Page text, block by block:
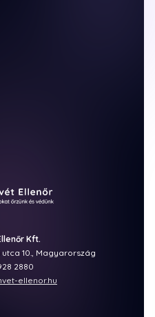
Kft.
10., Magyarország
2880
ellenor.hu